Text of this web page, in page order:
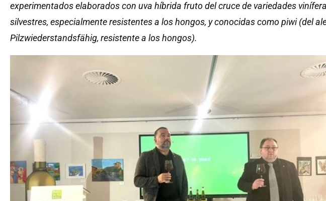
experimentados elaborados con uva híbrida fruto del cruce de variedades
silvestres, especialmente resistentes a los hongos, y conocidas como piwi (del
Pilzwiederstandsfähig, resistente a los hongos).